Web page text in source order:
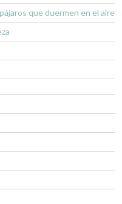
que duermen en el aire